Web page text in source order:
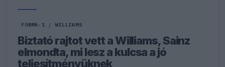
FORMA-1 / WILLIAMS
Biztató rajtot vett a Williams, Sainz
elmondta, mi lesz a kulcsa a jó
teljesítményüknek